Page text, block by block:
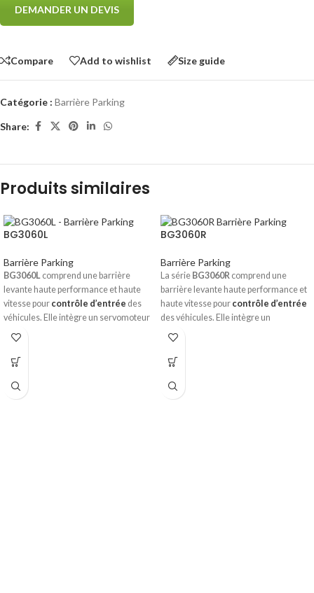
DEMANDER UN DEVIS
Compare Add to wishlist Size guide
Catégorie : Barrière Parking
Share:
Produits similaires
BG3060L
Barrière Parking
BG3060L comprend une barrière
levante haute performance et haute
vitesse pour contrôle d’entrée des
véhicules. Elle intègre un servomoteur
haute performance, une structure de
panneau de contrôle résistant aux
l’aspect humainement interactif et une
BG3060R
Barrière Parking
La série BG3060R comprend une
barrière levante haute performance et
haute vitesse pour contrôle d’entrée
des véhicules. Elle intègre un
servomoteur haute performance, une
fiable, un panneau de contrôle résistant
l’aspect humainement interactif et une